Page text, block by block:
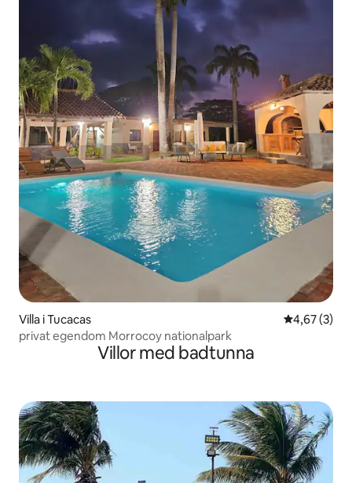
Villa i Tucacas 4,67 av 5 i
4,67 (3)
privat egendom Morrocoy nationalpark
Villor med badtunna